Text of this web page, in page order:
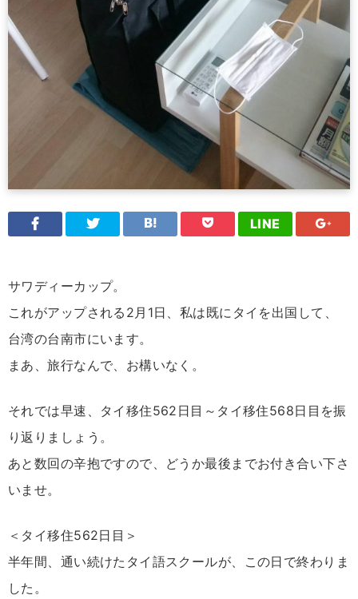
LINE
サワディーカップ。
これがアップされる2月1日、私は既にタイを出国して、
台湾の台南市にいます。
まあ、旅行なんで、お構いなく。
それでは早速、タイ移住562日目～タイ移住568日目を振
り返りましょう。
あと数回の辛抱ですので、どうか最後までお付き合い下さ
いませ。
＜タイ移住562日目＞
半年間、通い続けたタイ語スクールが、この日で終わりま
した。